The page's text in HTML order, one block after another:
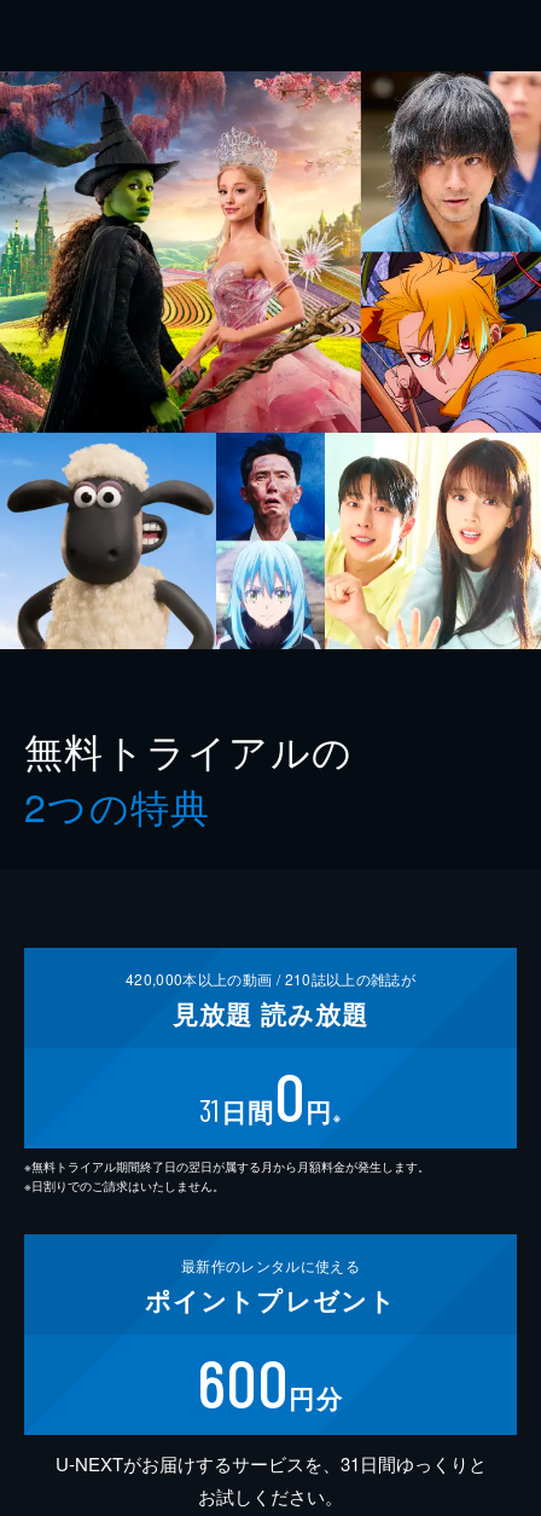
無料トライアルの
2つの特典
420,000本以上の動画 /210誌以上の雑誌が
見放題 読み放題
31 日間0円 ※
※無料トライアル期間終了日の翌日が属する月から月額料金が発生します。
※日割りでのご請求はいたしません。
最新作のレンタルに使える
ポイント プレゼント
600円分
U-NEXTがお届けするサービスを、31日間ゆっくりと
お試しください。